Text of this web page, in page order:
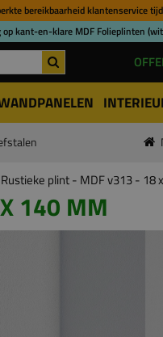
bereikbaarheid klantenservice
op kant-en-klare MDF Folieplinten
Rustieke plint - MDF v313 - 18
140 MM